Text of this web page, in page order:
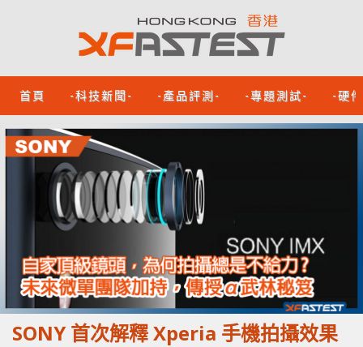
首頁 -科技新聞- -產品評測- -專題測試- -硬
SONY 首次解釋 Xperia 手機拍攝效果